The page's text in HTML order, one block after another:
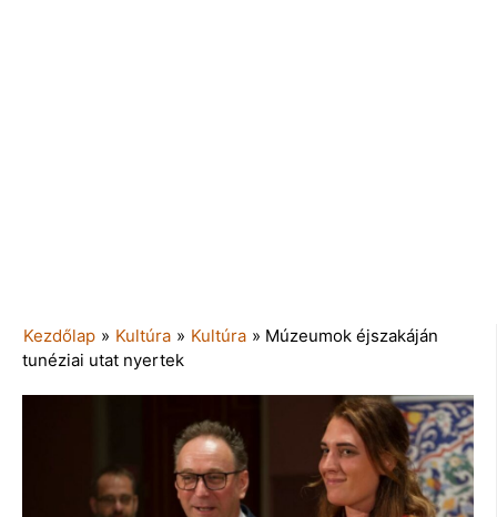
Kezdőlap » Kultúra » Kultúra » Múzeumok éjszakáján
tunéziai utat nyertek